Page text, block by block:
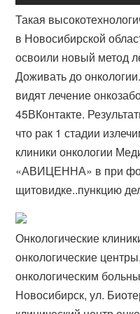
Такая
в Новосибирской
освоили новый метод
Доживать до
видят лечение
45ВКонтакте.
что рак 1 стадии
клиники онкологии
«АВИЦЕННА» в при
щитовидке..пункцию
Онкологические
онкологические
онкологическим
Новосибирск, ул.